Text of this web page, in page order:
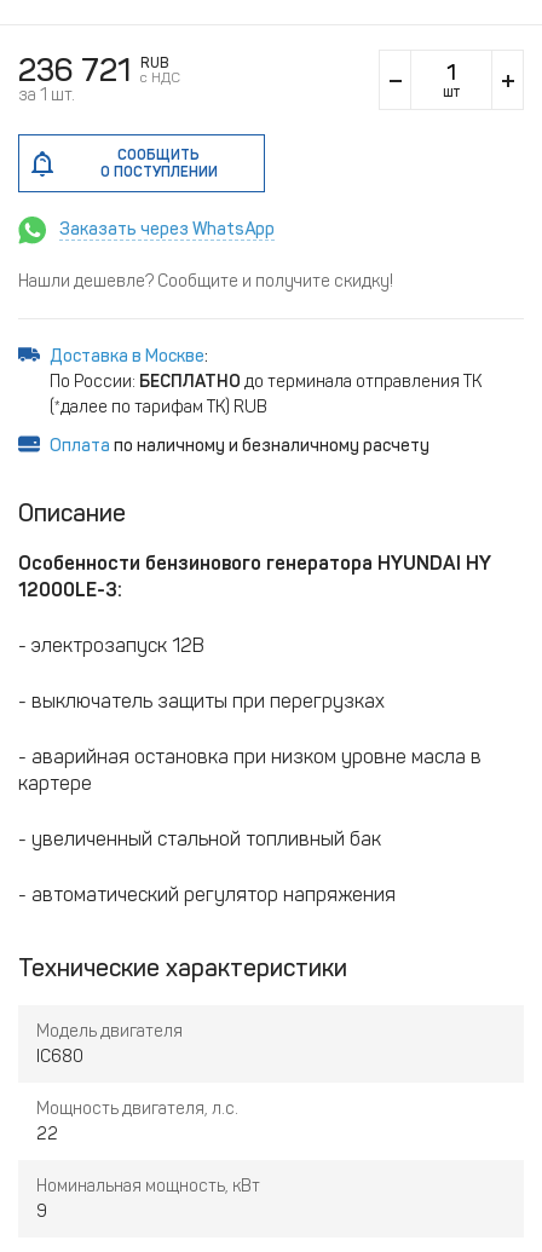
236 721
RUB
c НДС
за 1 шт. шт
СООБЩИТЬ
О ПОСТУПЛЕНИИ
Заказать через WhatsApp
Нашли дешевле? Сообщите и получите скидку!
Доставка в Москве:
По России: БЕСПЛАТНО до терминала отправления ТК
(*далее по тарифам ТК) RUB
Оплата по наличному и безналичному расчету
Описание
Особенности бензинового генератора HYUNDAI HY
12000LE-3:
- электрозапуск 12В
- выключатель защиты при перегрузках
- аварийная остановка при низком уровне масла в
картере
- увеличенный стальной топливный бак
- автоматический регулятор напряжения
Технические характеристики
Модель двигателя
IC680
Мощность двигателя, л.с.
22
Номинальная мощность, кВт
9